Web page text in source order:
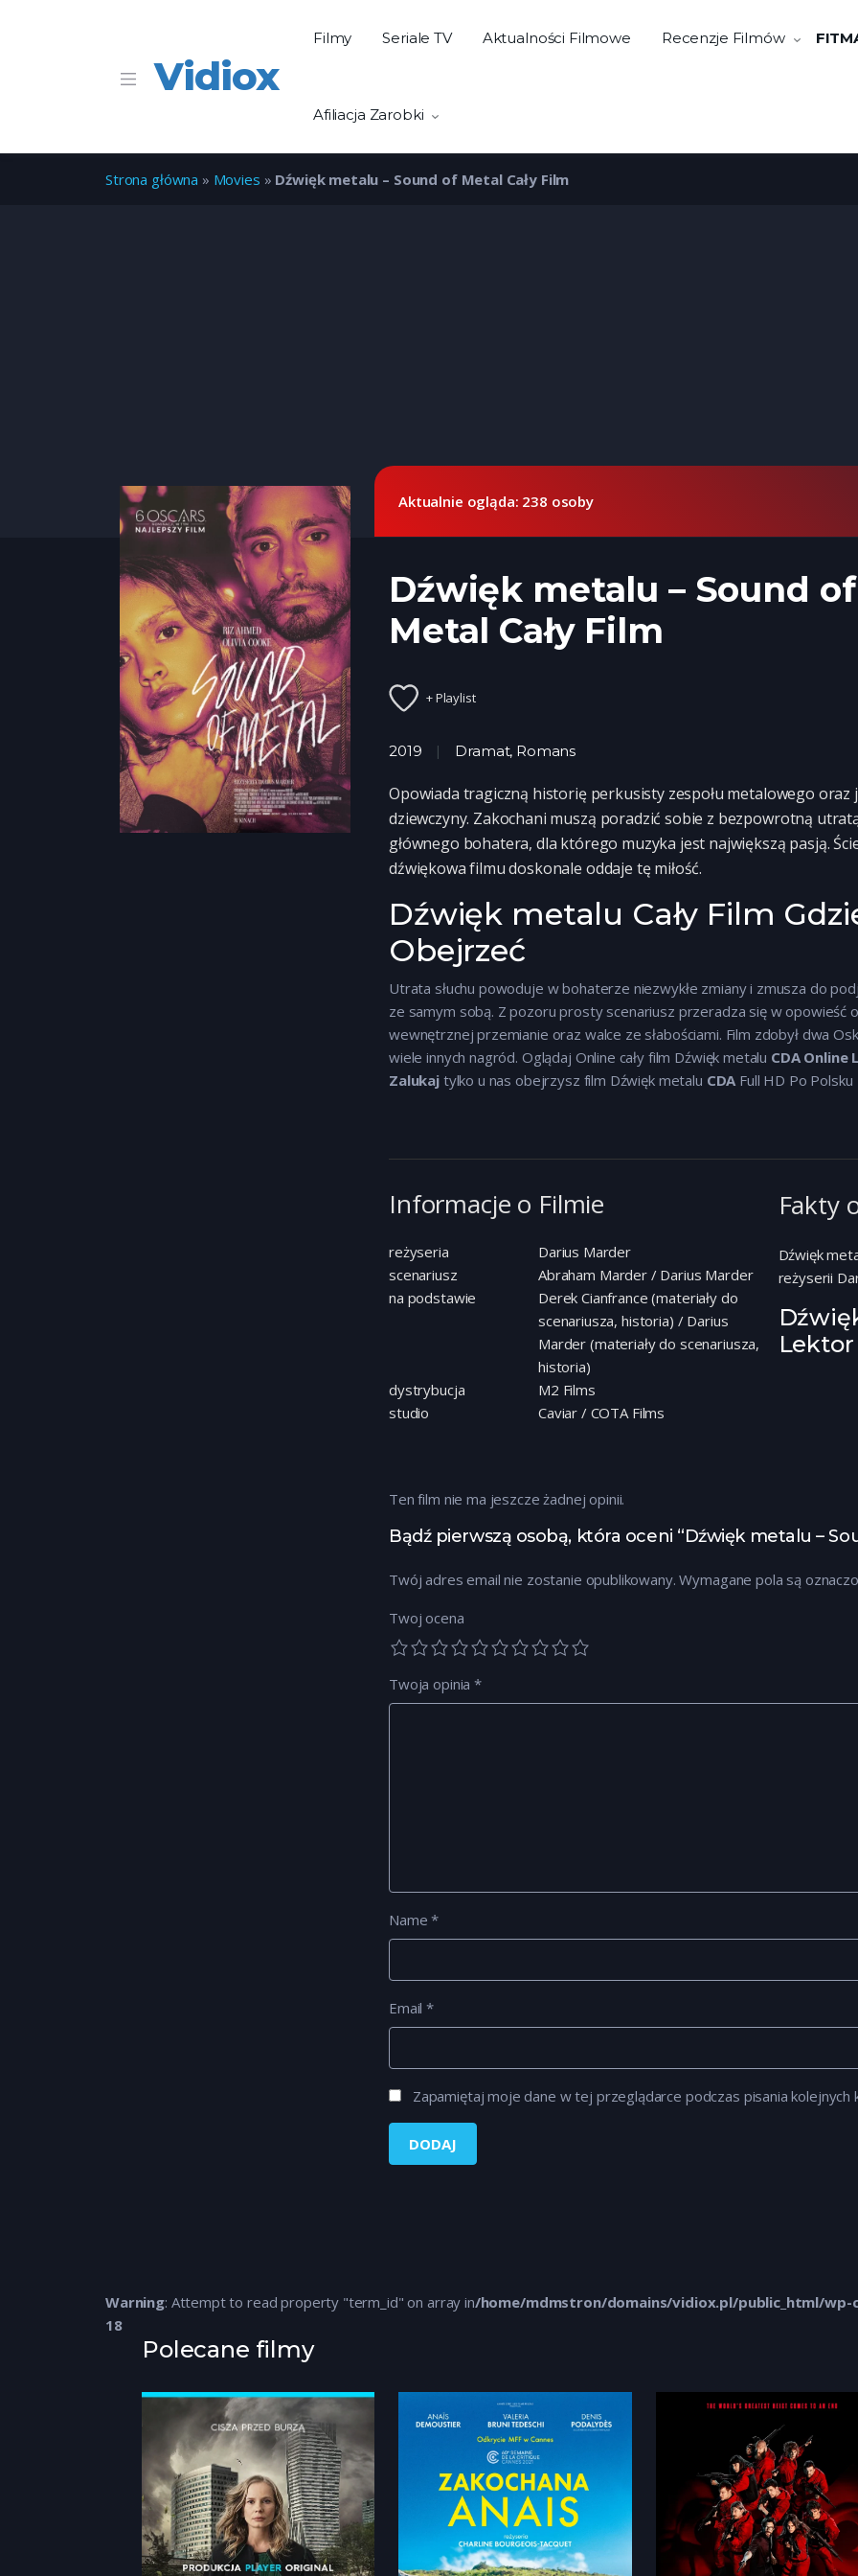
Vidiox
Filmy Seriale TV Aktualności Filmowe Recenzje Filmów
Afiliacja Zarobki
Strona główna » Movies » Dźwięk metalu – Sound of Metal Cały Film
Aktualnie ogląda: 238 osoby
Dźwięk metalu – Sound of
Metal Cały Film
+ Playlist
2019 Dramat, Romans
Opowiada tragiczną historię perkusisty zespołu metalowego oraz
dziewczyny. Zakochani muszą poradzić sobie z bezpowrotną
głównego bohatera, dla którego muzyka jest największą pasją.
dźwiękowa filmu doskonale oddaje tę miłość.
Dźwięk metalu Cały Film
Obejrzeć
Utrata słuchu powoduje w bohaterze niezwykłe zmiany i zmusza do
ze samym sobą. Z pozoru prosty scenariusz przeradza się w opowieść o
wewnętrznej przemianie oraz walce ze słabościami. Film zdobył dwa
wiele innych nagród. Oglądaj Online cały film Dźwięk metalu CDA Online
Zalukaj tylko u nas obejrzysz film Dźwięk metalu CDA Full HD Po Polsku
Informacje o Filmie
reżyseria
Darius Marder
scenariusz
Abraham Marder / Darius Marder
na podstawie
Derek Cianfrance (materiały do
scenariusza, historia) / Darius
Marder (materiały do scenariusza,
historia)
dystrybucja
M2 Films
studio
Caviar / COTA Films
Fakty
Dźwięk
reżyserii
Lektor
Bądź pierwszą osobą, która oceni “Dźwięk metalu –
Twój adres email nie zostanie opublikowany. Wymagane pola są
Twoj ocena
Twoja opinia*
Name*
Email*
Zapamiętaj moje dane w tej przeglądarce podczas pisania kolejnych
Ten film nie ma jeszcze żadnej opinii.
Warning: Attempt to read property "term_id" on array in/home/mdmstron/domains/vidiox.pl/public_html/
18
Polecane filmy